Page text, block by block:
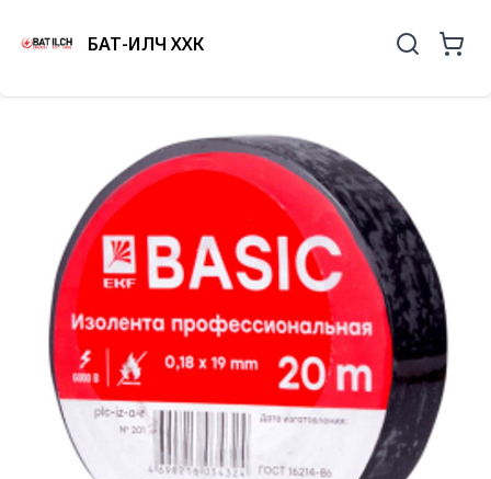
БАТ-ИЛЧ ХХК